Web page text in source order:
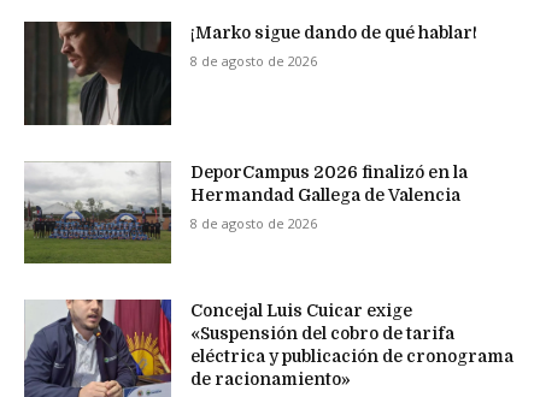
¡Marko sigue dando de qué hablar!
8 de agosto de 2026
DeporCampus 2026 finalizó en la
Hermandad Gallega de Valencia
8 de agosto de 2026
Concejal Luis Cuicar exige
«Suspensión del cobro de tarifa
eléctrica y publicación de cronograma
de racionamiento»